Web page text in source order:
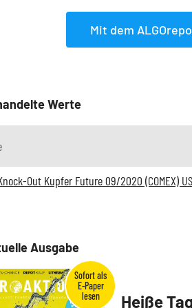
Mit dem
Werte
Out Kupfer Future 09/2020 (COMEX)
Ausgabe
Heiße